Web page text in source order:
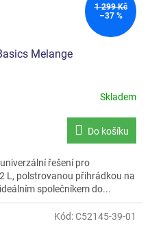
1 299 Kč
–37 %
Melange
Skladem
Do košíku
řešení pro
L, polstrovanou přihrádkou na
společníkem do...
Kód:C52145-39-01